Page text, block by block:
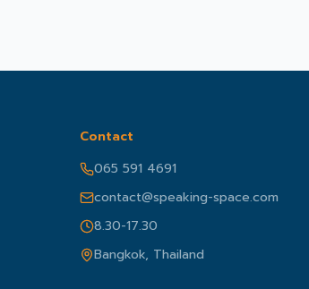
Contact
065 591 4691
contact@speaking-space.com
8.30-17.30
Bangkok, Thailand